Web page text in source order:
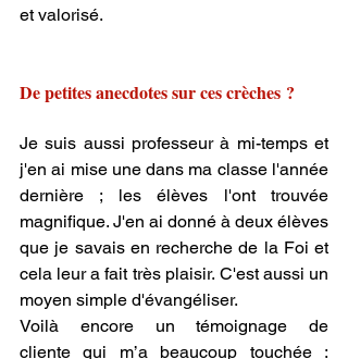
et valorisé.
De petites anecdotes sur ces crèches ?
Je suis aussi professeur à mi-temps et
j'en ai mise une dans ma classe l'année
dernière ; les élèves l'ont trouvée
magnifique. J'en ai donné à deux élèves
que je savais en recherche de la Foi et
cela leur a fait très plaisir. C'est aussi un
moyen simple d'évangéliser.
Voilà encore un témoignage de